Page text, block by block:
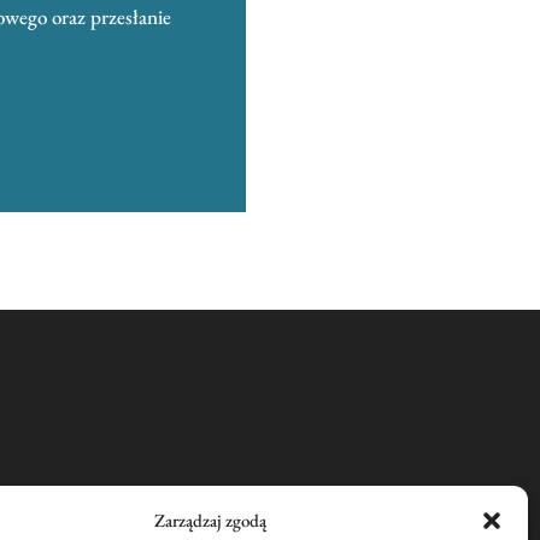
Zarządzaj zgodą
oraz przesłanie